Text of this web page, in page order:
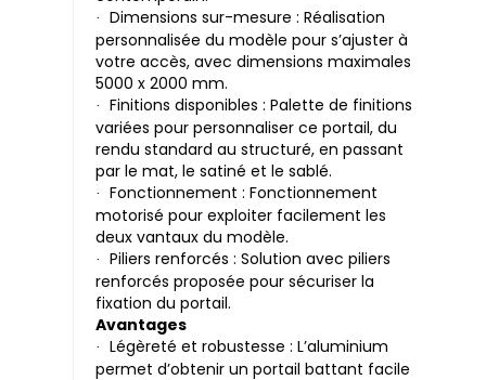
·
Dimensions sur-mesure : Réalisation
personnalisée du modèle pour s’ajuster à
votre accès, avec dimensions maximales
5000 x 2000 mm.
·
Finitions disponibles : Palette de finitions
variées pour personnaliser ce portail, du
rendu standard au structuré, en passant
par le mat, le satiné et le sablé.
·
Fonctionnement : Fonctionnement
motorisé pour exploiter facilement les
deux vantaux du modèle.
·
Piliers renforcés : Solution avec piliers
renforcés proposée pour sécuriser la
fixation du portail.
Avantages
·
Légèreté et robustesse : L’aluminium
permet d’obtenir un portail battant facile